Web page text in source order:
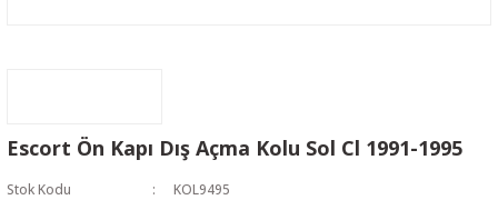
Escort Ön Kapı Dış Açma Kolu Sol Cl 1991-1995
Stok Kodu
KOL9495